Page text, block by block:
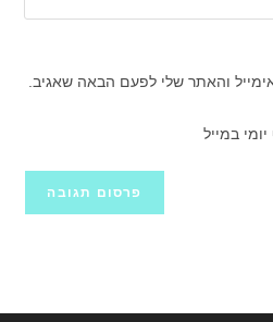
והאתר שלי לפעם הבאה שאגיב.
במייל